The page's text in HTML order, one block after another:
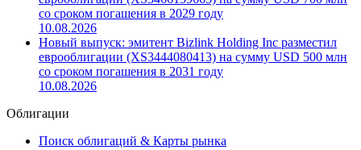
со сроком погашения в 2029 году
10.08.2026
Новый выпуск: эмитент Bizlink Holding Inc разместил
еврооблигации (XS3444080413) на сумму USD 500 млн
со сроком погашения в 2031 году
10.08.2026
Облигации
Поиск облигаций & Карты рынка